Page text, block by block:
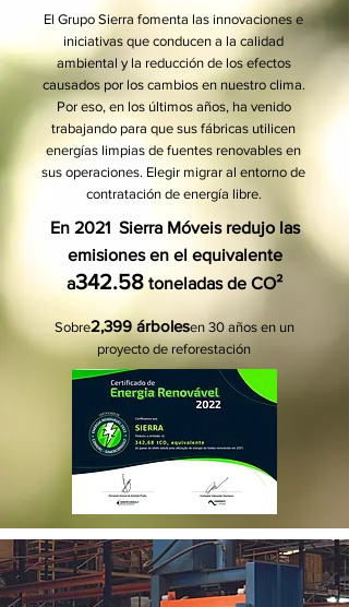
El Grupo Sierra fomenta las innovaciones e
iniciativas que conducen a la calidad
ambiental y la reducción de los efectos
causados por los cambios en nuestro clima.
Por eso, en los últimos años, ha venido
trabajando para que sus fábricas utilicen
energías limpias de fuentes renovables en
sus operaciones. Elegir migrar al entorno de
contratación de energía libre.
En 2021 Sierra Móveis redujo las
emisiones en el equivalente
a342.58 toneladas de CO²
Sobre2,399 árbolesen 30 años en un
proyecto de reforestación